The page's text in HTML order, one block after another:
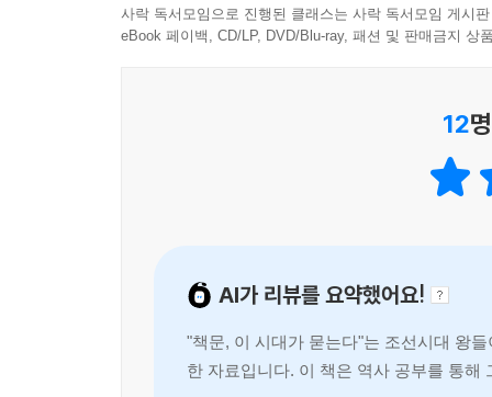
---「4장 이상 정치를 실현하는 방법, 조광조 대책
않을 것이고, 술의 폐해가 내 몸을 해치거나 상
---「5장 술의 폐해를 근절하는 방법, 김구 대책」
위한 음주에 덧붙이고, 공경하는 가르침을 임금과
---「5장 술의 폐해를 근절하는 방법 , 윤자임 대책
조선시대의 옛것인 책문을 어떻게 오늘날 새로
그렇게 오늘날의 현안과 문제의식에서 한 치도
공정하게 보장하는 행위이다. 기울어진 것을 바
시대를 초월하는 애민ㆍ애국을 위한 13개의 물음
500년 전, 조선의 선비들이 왕의 물음에 답했던
농단에 대한 근본해법은 지금보다 훨씬 더 원칙
사락 독서모임으로 진행된 클래스는 사락 독서모임 게시
eBook 페이백, CD/LP, DVD/Blu-ray, 패션 및 판매금지 상
12
AI가 리뷰를 요약했어요!
"책문, 이 시대가 묻는다"는 조선시대 왕
한 자료입니다. 이 책은 역사 공부를 통해